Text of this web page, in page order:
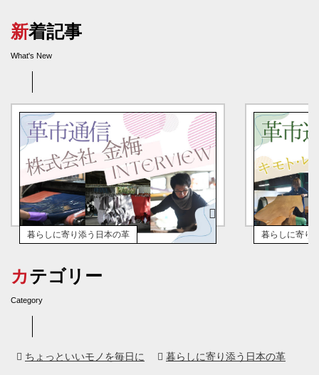
新着記事
What's New
暮らしに寄り添う日本の革
「靴」で鍛えたなめしと加工「日本らし
暮らしに寄り
カテゴリー
Category
ちょっといいモノを毎日に 暮らしに寄り添う日本の革